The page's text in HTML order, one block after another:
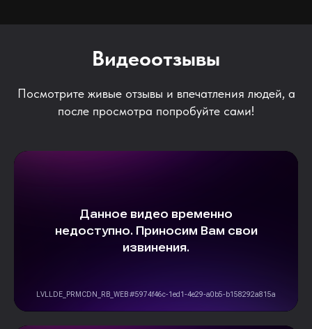
Видеоотзывы
Посмотрите живые отзывы и впечатления людей, а
после просмотра попробуйте сами!